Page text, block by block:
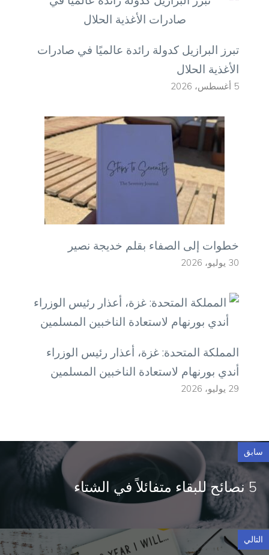
تبرز البرازيل كدولة رائدة عالميًا في صادرات
الأغذية الحلال
5 أغسطس، 2026
خطوات إلى الصفاء بقلم خديجة نصير
30 يوليو، 2026
المملكة المتحدة: غزة، أعذار رئيس الوزراء
أندي بورنهام لاستعادة الناخبين المسلمين
29 يوليو، 2026
سابق
5 نصائح للبقاء متفائلاً في الشتاء
التالي